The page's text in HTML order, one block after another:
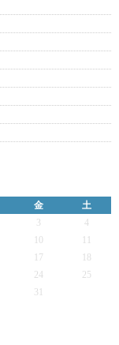
金
土
3
4
17
24
25
31